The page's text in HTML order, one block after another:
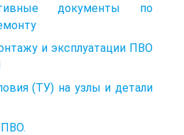
документы по
и эксплуатации ПВО
(ТУ) на узлы и детали